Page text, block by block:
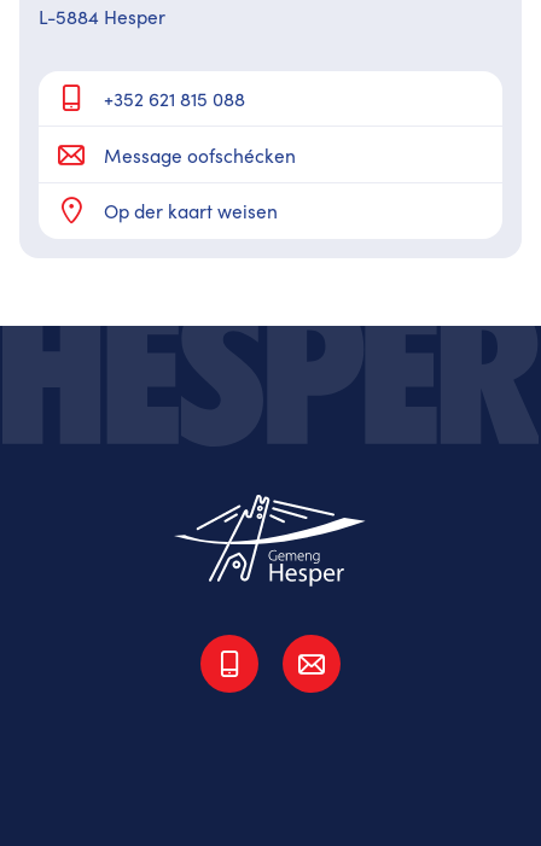
L-5884 Hesper
+352 621 815 088
Message oofschécken
Op der kaart weisen